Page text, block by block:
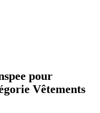
pour
Vêtements